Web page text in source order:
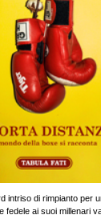
intriso di rimpianto per
ai suoi millenari